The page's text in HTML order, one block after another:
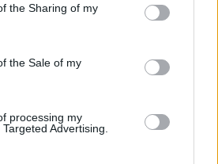
the Sharing of my
the Sale of my
processing my
Advertising.
išsinešti“, – sako
gali rinktis iš keturių picų
„Margarita“, picos su
su saliamiu ir picos su